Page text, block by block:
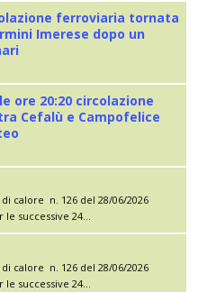
ferroviaria tornata
Imerese dopo un
ore 20:20 circolazione
Cefalù e Campofelice
calore n. 126 del 28/06/2026
successive 24...
calore n. 126 del 28/06/2026
successive 24...